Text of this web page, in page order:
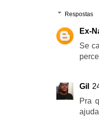
Respostas
Ex-
Se
Gil
Pra